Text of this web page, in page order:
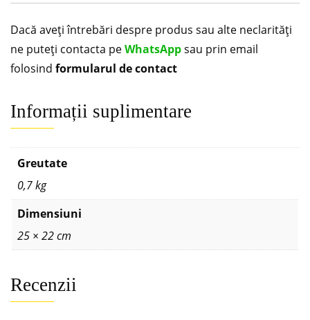
Dacă aveți întrebări despre produs sau alte neclarități
ne puteți contacta peWhatsAppsau prin email
folosind formularul de contact
Informații suplimentare
Greutate
0,7 kg
Dimensiuni
25 × 22 cm
Recenzii